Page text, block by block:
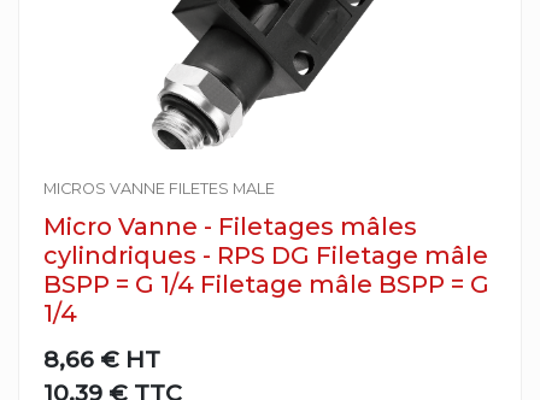
MICROS VANNE FILETES MALE
Micro Vanne - Filetages mâles
cylindriques - RPS DG Filetage mâle
BSPP = G 1/4 Filetage mâle BSPP = G
1/4
8,66 € HT
10,39 € TTC